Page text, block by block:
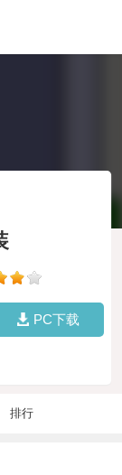
PC下载
排行